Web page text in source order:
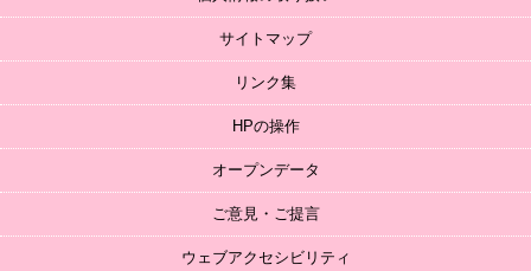
サイトマップ
リンク集
HPの操作
オープンデータ
ご意見・ご提言
ウェブアクセシビリティ